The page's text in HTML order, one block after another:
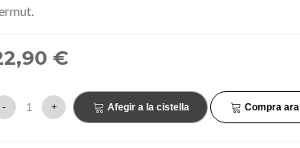
€
- + Afegir a la cistella Compra ara
opcióLine
Triar opció
Penjoll Castellers